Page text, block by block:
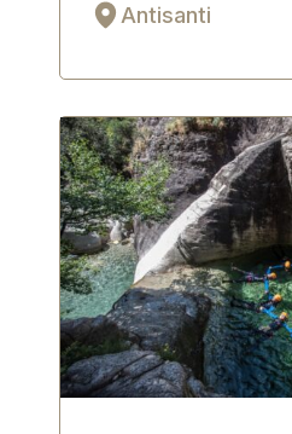
Antisanti